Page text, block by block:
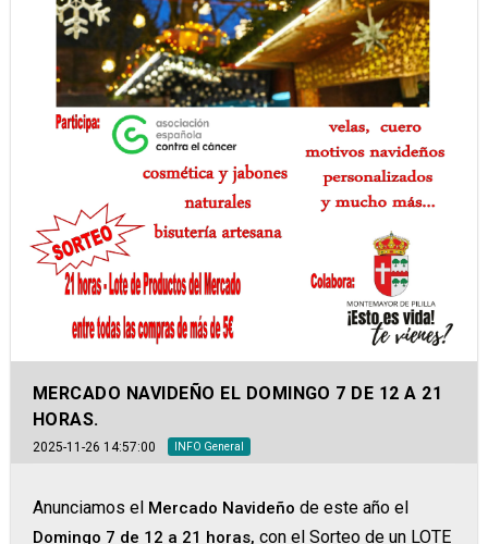
MERCADO NAVIDEÑO EL DOMINGO 7 DE 12 A 21
HORAS.
2025-11-26 14:57:00 INFO General
Anunciamos el Mercado Navideño de este año el
Domingo 7 de 12 a 21 horas, con el Sorteo de un LOTE